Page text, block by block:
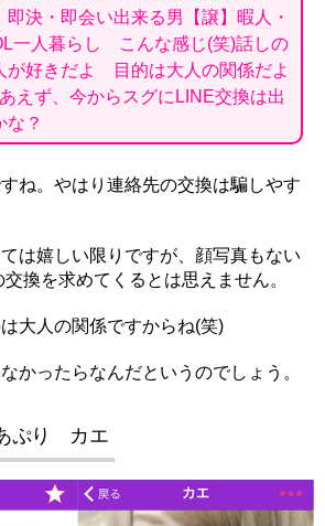
即決・即会い出来る男【譲】暇人・
一人暮らし こんな感じ(笑)話しの
が好きだよ 目的は大人の関係だよ
えず、今からスグにLINE交換は出
な？
ね。やはり連絡先の交換は騙しやす
は嬉しい限りですが、顔写真もない
換を求めてくるとは思えません。
大人の関係ですからね(笑)
かったらなんだというのでしょう。
ぷり カエ